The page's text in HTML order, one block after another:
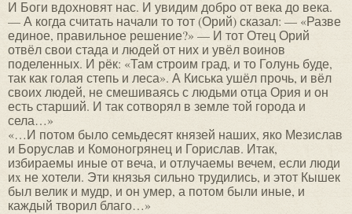
И Боги вдохновят нас. И увидим добро от века до века.
— А когда считать начали то тот (Орий) сказал: — «Разве
единое, правильное решение?» — И тот Отец Орий
отвёл свои стада и людей от них и увёл воинов
поделенных. И рёк: «Там строим град, и то Голунь буде,
так как голая степь и леса». А Киська ушёл прочь, и вёл
своих людей, не смешиваясь с людьми отца Ория и он
есть старший. И так сотворял в земле той города и
села…»
«…И потом было семьдесят князей наших, яко Мезислав
и Боруслав и Комоногрянец и Горислав. Итак,
избираемы иные от веча, и отлучаемы вечем, если люди
иx не хотели. Эти князья сильно трудились, и этот Кышек
был велик и мудр, и он умер, а потом были иные, и
каждый творил благо…»